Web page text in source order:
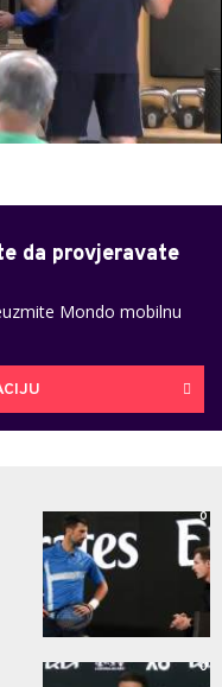
da provjeravate
Mondo mobilnu
0
0